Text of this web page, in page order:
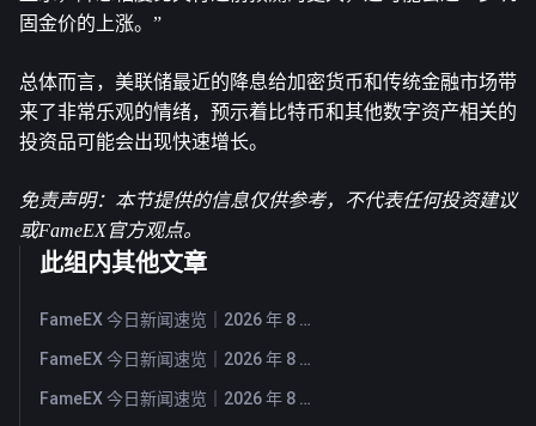
固金价的上涨。”
总体而言，美联储最近的降息给加密货币和传统金融市场带
来了非常乐观的情绪，预示着比特币和其他数字资产相关的
投资品可能会出现快速增长。
免责声明：本节提供的信息仅供参考，不代表任何投资建议
或FameEX官方观点。
此组内其他文章
FameEX 今日新闻速览｜2026 年 8 月 6 日
FameEX 今日新闻速览｜2026 年 8 月 5 日
FameEX 今日新闻速览｜2026 年 8 月 4 日